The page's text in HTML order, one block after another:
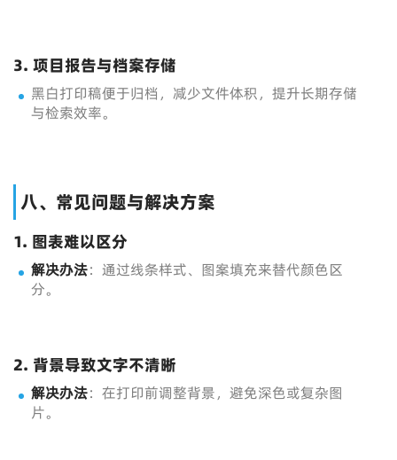
3. 项目报告与档案存储
黑白打印稿便于归档，减少文件体积，提升长期存储
与检索效率。
八、常见问题与解决方案
1. 图表难以区分
解决办法：通过线条样式、图案填充来替代颜色区
分。
2. 背景导致文字不清晰
解决办法：在打印前调整背景，避免深色或复杂图
片。